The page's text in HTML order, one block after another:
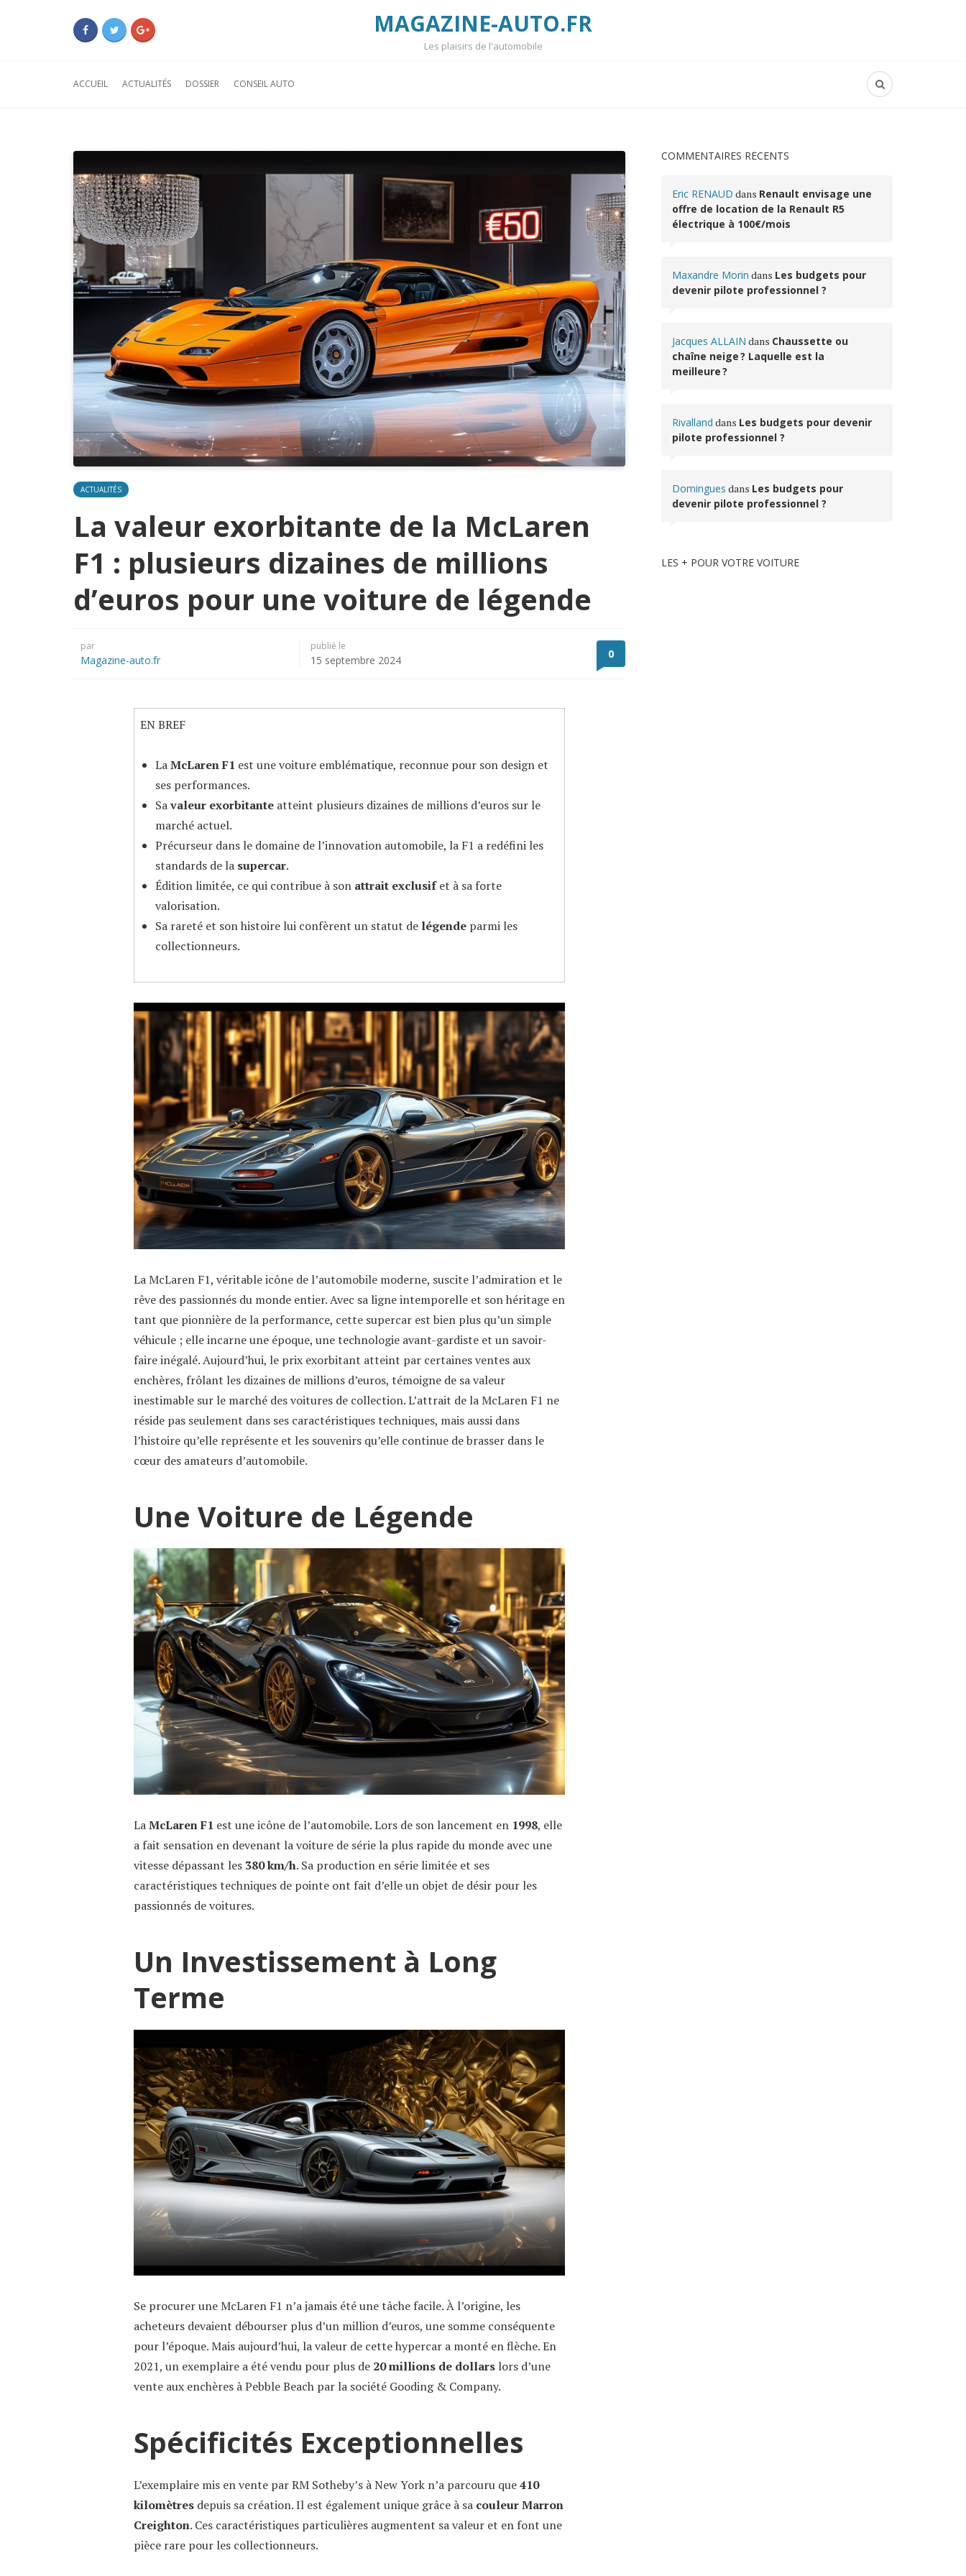
MAGAZINE-AUTO.FR
Les plaisirs de l'automobile
ACCUEIL ACTUALITÉS DOSSIER CONSEIL AUTO
ACTUALITÉS
La valeur exorbitante de la McLaren
F1 : plusieurs dizaines de millions
d’euros pour une voiture de légende
par
Magazine-auto.fr
publié le
15 septembre 2024 0
EN BREF
LaMcLaren F1 est une voiture emblématique, reconnue pour son design et
ses performances.
Savaleur exorbitanteatteint plusieurs dizaines de millions d’euros sur le
marché actuel.
Précurseur dans le domaine de l’innovation automobile, la F1 a redéfini les
standards de la supercar.
Édition limitée, ce qui contribue à son attrait exclusifet à sa forte
valorisation.
Sa rareté et son histoire lui confèrent un statut de légendeparmi les
collectionneurs.
La McLaren F1, véritable icône de l’automobile moderne, suscite l’admiration et le
rêve des passionnés du monde entier. Avec sa ligne intemporelle et son héritage en
tant que pionnière de la performance, cette supercar est bien plus qu’un simple
véhicule ; elle incarne une époque, une technologie avant-gardiste et un savoir-
faire inégalé. Aujourd’hui, le prix exorbitant atteint par certaines ventes aux
enchères, frôlant les dizaines de millions d’euros, témoigne de sa valeur
inestimable sur le marché des voitures de collection. L’attrait de la McLaren F1 ne
réside pas seulement dans ses caractéristiques techniques, mais aussi dans
l’histoire qu’elle représente et les souvenirs qu’elle continue de brasser dans le
cœur des amateurs d’automobile.
Une Voiture de Légende
LaMcLaren F1 est une icône de l’automobile. Lors de son lancement en 1998, elle
a fait sensation en devenant la voiture de série la plus rapide du monde avec une
vitesse dépassant les 380 km/h. Sa production en série limitée et ses
caractéristiques techniques de pointe ont fait d’elle un objet de désir pour les
passionnés de voitures.
Un Investissement à Long
Terme
Se procurer une McLaren F1 n’a jamais été une tâche facile. À l’origine, les
acheteurs devaient débourser plus d’un million d’euros, une somme conséquente
pour l’époque. Mais aujourd’hui, la valeur de cette hypercar a monté en flèche. En
2021, un exemplaire a été vendu pour plus de 20 millions de dollars lors d’une
vente aux enchères à Pebble Beach par la société Gooding & Company.
Spécificités Exceptionnelles
L’exemplaire mis en vente par RM Sotheby’s à New York n’a parcouru que410
kilomètres depuis sa création. Il est également unique grâce à sa couleur Marron
Creighton. Ces caractéristiques particulières augmentent sa valeur et en font une
pièce rare pour les collectionneurs.
COMMENTAIRES RÉCENTS
Eric RENAUD dans Renault envisage une
offre de location de la Renault R5
électrique à 100€/mois
Maxandre Morin dans Les budgets pour
devenir pilote professionnel ?
Jacques ALLAIN dans Chaussette ou
chaîne neige ? Laquelle est la
meilleure ?
Rivalland dans Les budgets pour devenir
pilote professionnel ?
Domingues dans Les budgets pour
devenir pilote professionnel ?
LES + POUR VOTRE VOITURE